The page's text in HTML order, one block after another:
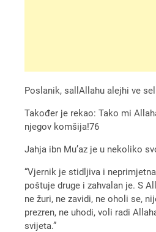
Poslanik, sallAllahu alejhi ve
Također je rekao: Tako mi
njegov komšija!76
Jahja ibn Mu’az je u nekoliko
“Vjernik je stidljiva i
poštuje druge i zahvalan je. S
ne žuri, ne zavidi, ne oholi se,
prezren, ne uhodi, voli radi
svijeta.”